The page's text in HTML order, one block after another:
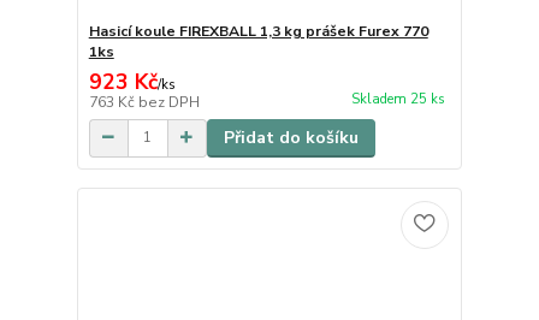
Hasicí koule FIREXBALL 1,3 kg prášek Furex 770
1ks
923 Kč/ks
763 Kč bez DPH Skladem 25 ks
Přidat do košíku